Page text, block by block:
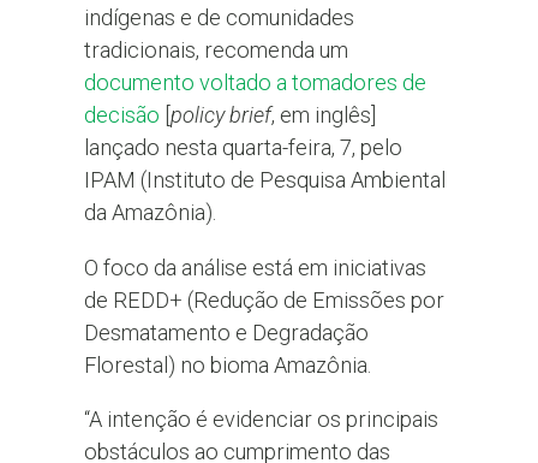
indígenas e de comunidades
tradicionais, recomenda um
documento voltado a tomadores de
decisão policy brief, em inglês]
lançado nesta quarta-feira, 7, pelo
IPAM (Instituto de Pesquisa Ambiental
da Amazônia).
O foco da análise está em iniciativas
de REDD+ (Redução de Emissões por
Desmatamento e Degradação
Florestal) no bioma Amazônia.
“A intenção é evidenciar os principais
obstáculos ao cumprimento das